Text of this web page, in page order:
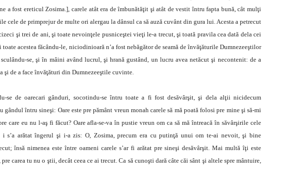
a fost ereticul Zosima.], carele atât era de îmbunătăţit şi atât de vestit întru fapta bună, cât mulţi
cele de primprejur de multe ori alergau la dânsul ca să auză cuvânt din gura lui. Acesta a petrecut
şi trei de ani, şi toate nevoinţele pusniceştei vieţi le-a trecut, şi toată pravila cea dată dela cei
toate acestea făcându-le, niciodinioară n’a fost nebăgător de seamă de învăţăturile Dumnezeeştilor
se, şi în mâini având lucrul, şi hrană gustând, un lucru avea netăcut şi necontenit: de a
şi de a face învăţături din Dumnezeeştile cuvinte.
se de oarecari gânduri, socotindu-se întru toate a fi fost desăvârşit, şi dela alţii nicidecum
întru sineşi: Oare este pre pământ vreun monah carele să mă poată folosi pre mine şi să-mi
care eu nu l-aş fi făcut? Oare afla-se-va în pustie vreun om ca să mă întreacă în săvârşirile cele
i s’a arătat îngerul şi i-a zis: O, Zosima, precum era cu putinţă unui om te-ai nevoit, şi bine
însă nimenea este între oameni carele s’ar fi arătat pre sineşi desăvârşit. Mai multă îţi este
carea tu nu o ştii, decât ceea ce ai trecut. Ca să cunoşti dară câte căi sânt şi altele spre mântuire,